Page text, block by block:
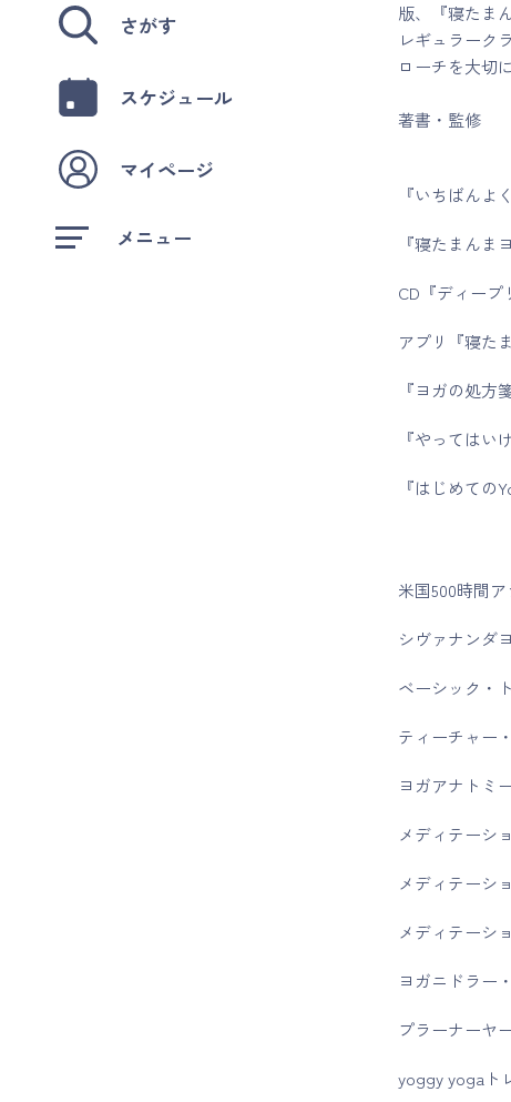
さがす
スケジュール
マイページ
メニュー
版、『寝たま
レギュラーク
ローチを大切
著書・監修
『いちばんよ
『寝たまんま
CD『ディー
アプリ『寝た
『ヨガの処方
『やってはい
『はじめての
米国500時間
シヴァナンダ
ベーシック・
ティーチャー
ヨガアナトミ
メディテーシ
メディテーシ
メディテーシ
ヨガニドラー
プラーナーヤ
yoggy yogaト